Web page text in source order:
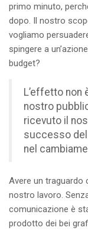
primo minuto,
dopo. Il nostro
vogliamo
spingere a
budget?
L’effetto non
nostro
ricevuto il
successo
nel
Avere un traguardo
nostro lavoro.
comunicazione è
prodotto dei bei